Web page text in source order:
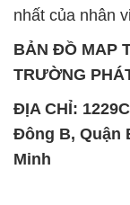
nhất của nhân
BẢN ĐỒ MAP
TRƯỜNG
ĐỊA CHỈ:
Đông B, Quận
Minh